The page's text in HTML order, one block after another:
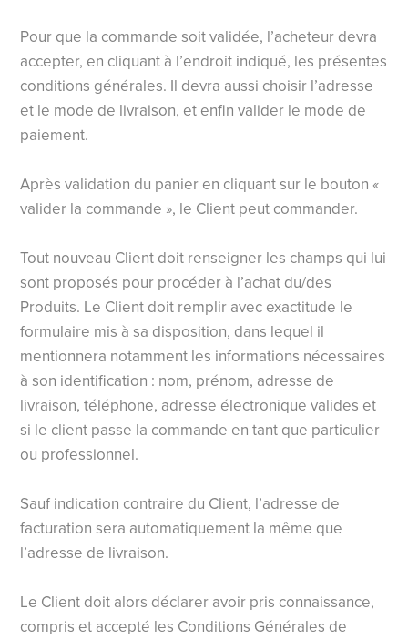
Pour que la commande soit validée, l’acheteur devra
accepter, en cliquant à l’endroit indiqué, les présentes
conditions générales. Il devra aussi choisir l’adresse
et le mode de livraison, et enfin valider le mode de
paiement.
Après validation du panier en cliquant sur le bouton «
valider la commande », le Client peut commander.
Tout nouveau Client doit renseigner les champs qui lui
sont proposés pour procéder à l’achat du/des
Produits. Le Client doit remplir avec exactitude le
formulaire mis à sa disposition, dans lequel il
mentionnera notamment les informations nécessaires
à son identification : nom, prénom, adresse de
livraison, téléphone, adresse électronique valides et
si le client passe la commande en tant que particulier
ou professionnel.
Sauf indication contraire du Client, l’adresse de
facturation sera automatiquement la même que
l’adresse de livraison.
Le Client doit alors déclarer avoir pris connaissance,
compris et accepté les Conditions Générales de